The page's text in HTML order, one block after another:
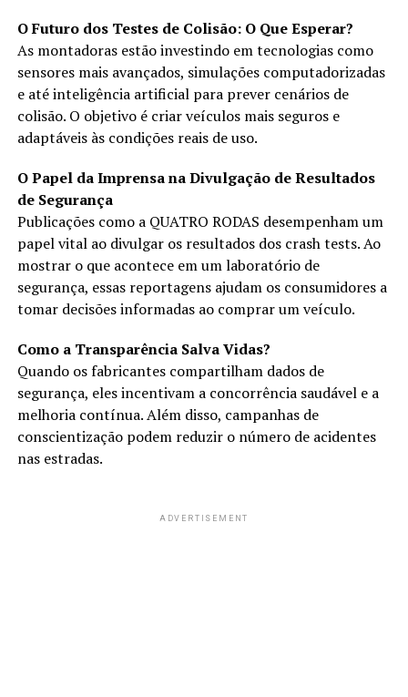
O Futuro dos Testes de Colisão: O Que Esperar?
As montadoras estão investindo em tecnologias como
sensores mais avançados, simulações computadorizadas
e até inteligência artificial para prever cenários de
colisão. O objetivo é criar veículos mais seguros e
adaptáveis às condições reais de uso.
O Papel da Imprensa na Divulgação de Resultados
de Segurança
Publicações como a QUATRO RODAS desempenham um
papel vital ao divulgar os resultados dos crash tests. Ao
mostrar o que acontece em um laboratório de
segurança, essas reportagens ajudam os consumidores a
tomar decisões informadas ao comprar um veículo.
Como a Transparência Salva Vidas?
Quando os fabricantes compartilham dados de
segurança, eles incentivam a concorrência saudável e a
melhoria contínua. Além disso, campanhas de
conscientização podem reduzir o número de acidentes
nas estradas.
ADVERTISEMENT